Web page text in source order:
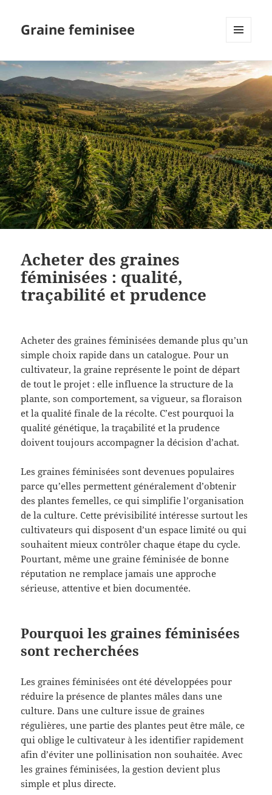
Graine feminisee
WIDGETS
Acheter des graines
féminisées : qualité,
traçabilité et prudence
Acheter des graines féminisées demande plus qu’un
simple choix rapide dans un catalogue. Pour un
cultivateur, la graine représente le point de départ
de tout le projet : elle influence la structure de la
plante, son comportement, sa vigueur, sa floraison
et la qualité finale de la récolte. C’est pourquoi la
qualité génétique, la traçabilité et la prudence
doivent toujours accompagner la décision d’achat.
Les graines féminisées sont devenues populaires
parce qu’elles permettent généralement d’obtenir
des plantes femelles, ce qui simplifie l’organisation
de la culture. Cette prévisibilité intéresse surtout les
cultivateurs qui disposent d’un espace limité ou qui
souhaitent mieux contrôler chaque étape du cycle.
Pourtant, même une graine féminisée de bonne
réputation ne remplace jamais une approche
sérieuse, attentive et bien documentée.
Pourquoi les graines féminisées
sont recherchées
Les graines féminisées ont été développées pour
réduire la présence de plantes mâles dans une
culture. Dans une culture issue de graines
régulières, une partie des plantes peut être mâle, ce
qui oblige le cultivateur à les identifier rapidement
afin d’éviter une pollinisation non souhaitée. Avec
les graines féminisées, la gestion devient plus
simple et plus directe.